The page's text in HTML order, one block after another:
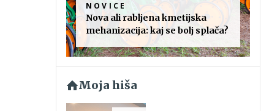
NOVICE
Nova ali rabljena kmetijska
mehanizacija: kaj se bolj splača?
Moja hiša